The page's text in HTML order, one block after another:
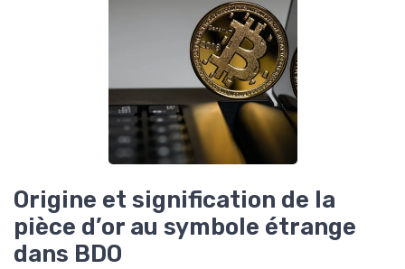
Origine et signification de la
pièce d’or au symbole étrange
dans BDO